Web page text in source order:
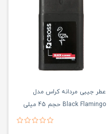
عطر جیبی مردانه کراس مدل
Black Flamingo حجم 45 میلی